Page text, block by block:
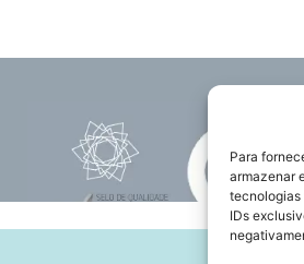
Para
armazenar
tecnologias
IDs